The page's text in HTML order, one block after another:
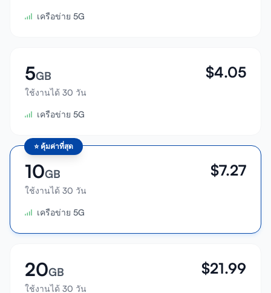
เครือข่าย 5G
5GB
ใช้งานได้ 30 วัน
$4.05
เครือข่าย 5G
⭐ คุ้มค่าที่สุด
10GB
ใช้งานได้ 30 วัน
$7.27
เครือข่าย 5G
20GB
ใช้งานได้ 30 วัน
$21.99